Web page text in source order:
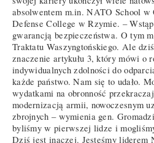
absolwentem m.in. NATO School w
Defense College w Rzymie. –
gwarancją bezpieczeństwa. O tym
Traktatu Waszyngtońskiego. Ale
znaczenie artykułu 3, który mówi o
indywidualnych zdolności do
każde państwo. Nam się to udało.
wydatkami na obronność
modernizacją armii, nowoczesnym
zbrojnych – wymienia gen.
byliśmy w pierwszej lidze i
Dziś jest inaczej. Jesteśmy liderem